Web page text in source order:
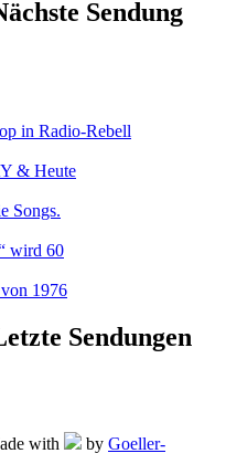
Sendung
in Radio-Rebell
& Heute
Songs.
wird 60
1976
Sendungen
with by Goeller-